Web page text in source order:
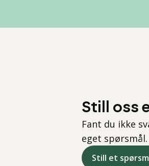
Still oss
Fant du ikke
eget
Still et